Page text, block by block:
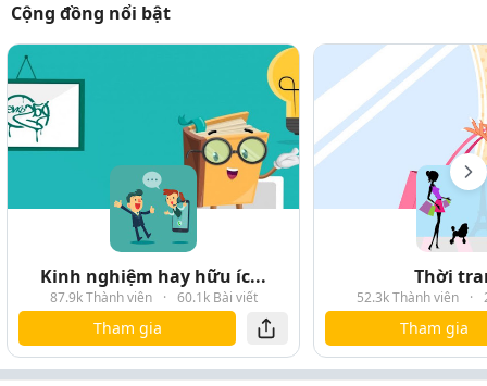
Cộng đồng nổi bật
Kinh nghiệm hay hữu íc...
87.9k Thành viên · 60.1k Bài viết
Tham gia
Thời
52.3k Thành viên ·
Tham gia